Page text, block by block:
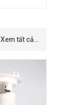
Xem tất cả…